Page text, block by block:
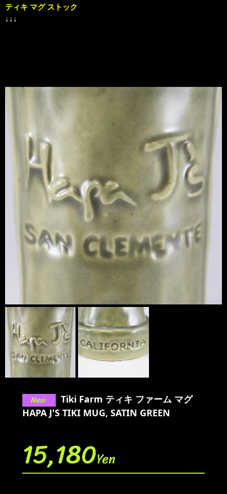
ティキ マグ ストック
↓↓↓
Tiki Farm ティキ ファーム マグ
HAPA J'S TIKI MUG, SATIN GREEN
15,180Yen